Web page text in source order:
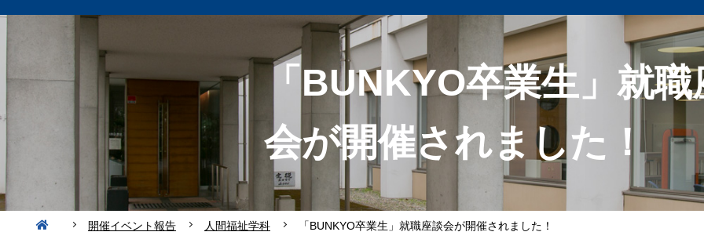
「BUNKYO卒業生」就職
会が開催されました！
開催イベント報告 人間福祉学科 「BUNKYO卒業生」就職座談会が開催されました！